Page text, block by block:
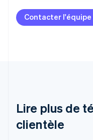
Contacter
Lire plus de
clientèle
Allemagne
Brésil
PortuguêsEnglish
Bulgarie